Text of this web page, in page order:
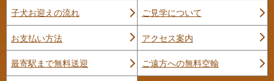
子犬お迎えの流れ ご見学について
お支払い方法 アクセス案内
最寄駅まで無料送迎 ご遠方への無料空輸